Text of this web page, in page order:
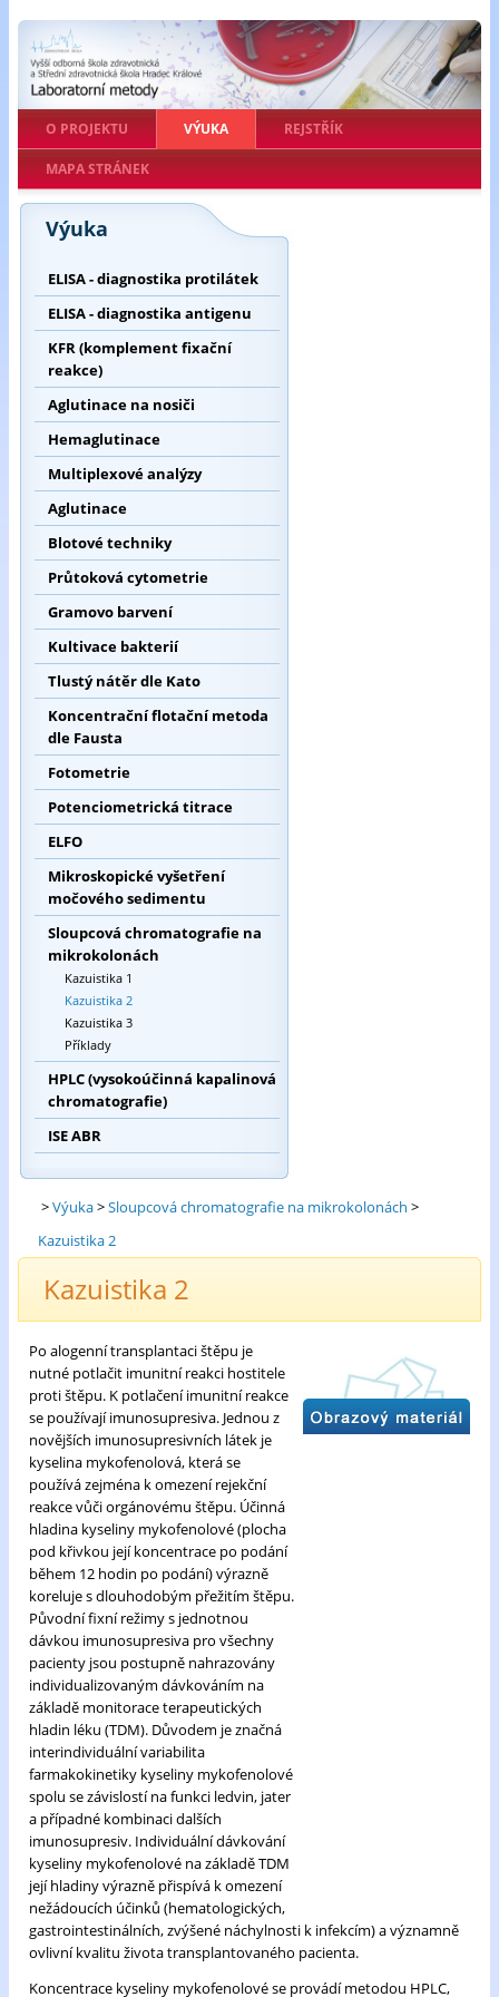
O PROJEKTU VÝUKA REJSTŘÍK
MAPA STRÁNEK
Výuka
ELISA - diagnostika protilátek
ELISA - diagnostika antigenu
KFR (komplement fixační
reakce)
Aglutinace na nosiči
Hemaglutinace
Multiplexové analýzy
Aglutinace
Blotové techniky
Průtoková cytometrie
Gramovo barvení
Kultivace bakterií
Tlustý nátěr dle Kato
Koncentrační flotační metoda
dle Fausta
Fotometrie
Potenciometrická titrace
ELFO
Mikroskopické vyšetření
močového sedimentu
Sloupcová chromatografie na
mikrokolonách
Kazuistika 1
Kazuistika 2
Kazuistika 3
Příklady
HPLC (vysokoúčinná kapalinová
chromatografie)
ISE ABR
>Výuka>Sloupcová chromatografie na mikrokolonách >
Kazuistika 2
Kazuistika 2
Po alogenní transplantaci štěpu je
nutné potlačit imunitní reakci hostitele
proti štěpu. K potlačení imunitní reakce
se používají imunosupresiva. Jednou z
novějších imunosupresivních látek je
kyselina mykofenolová, která se
používá zejména k omezení rejekční
reakce vůči orgánovému štěpu. Účinná
hladina kyseliny mykofenolové (plocha
pod křivkou její koncentrace po podání
během 12 hodin po podání) výrazně
koreluje s dlouhodobým přežitím štěpu.
Původní fixní režimy s jednotnou
dávkou imunosupresiva pro všechny
pacienty jsou postupně nahrazovány
individualizovaným dávkováním na
základě monitorace terapeutických
hladin léku (TDM). Důvodem je značná
interindividuální variabilita
farmakokinetiky kyseliny mykofenolové
spolu se závislostí na funkci ledvin, jater
a případné kombinaci dalších
imunosupresiv. Individuální dávkování
kyseliny mykofenolové na základě TDM
její hladiny výrazně přispívá k omezení
nežádoucích účinků (hematologických,
gastrointestinálních, zvýšené náchylnosti k infekcím) a významně
ovlivní kvalitu života transplantovaného pacienta.
Koncentrace kyseliny mykofenolové se provádí metodou HPLC,